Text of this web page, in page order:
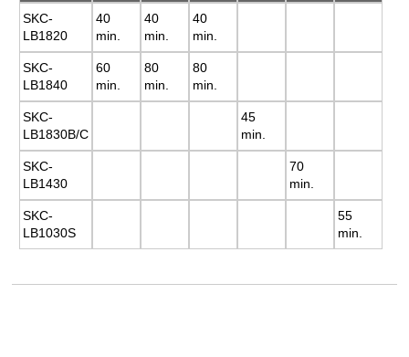
SKC-
LB1820
40
min.
40
min.
40
min.
SKC-
LB1840
60
min.
80
min.
80
min.
SKC-
LB1830B/C
45
min.
SKC-
LB1430
70
min.
SKC-
LB1030S
55
min.